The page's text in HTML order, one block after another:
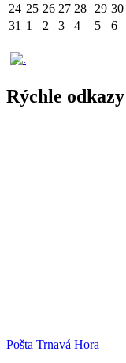
24 25 26 27 28 29 30
31 1 2 3 4 5 6
Rýchle odkazy
Pošta Trnavá Hora